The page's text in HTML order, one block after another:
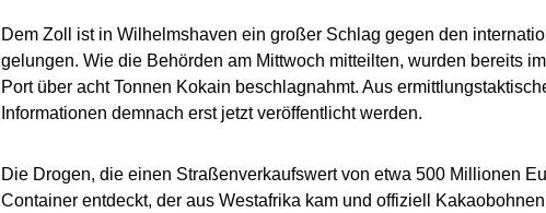
Dem Zoll ist in Wilhelmshaven ein großer Schlag gegen den
gelungen. Wie die Behörden am Mittwoch mitteilten, wurden bereits
Port über acht Tonnen Kokain beschlagnahmt. Aus
Informationen demnach erst jetzt veröffentlicht werden.
Die Drogen, die einen Straßenverkaufswert von etwa 500 Millionen
Container entdeckt, der aus Westafrika kam und offiziell